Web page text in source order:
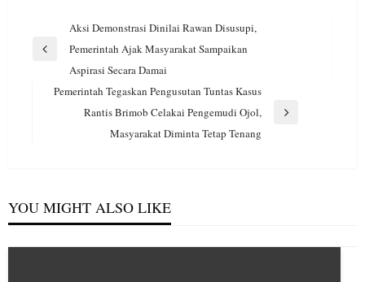
Navigasi
pos
Aksi Demonstrasi Dinilai Rawan Disusupi,
Pemerintah Ajak Masyarakat Sampaikan
Aspirasi Secara Damai
Pemerintah Tegaskan Pengusutan Tuntas Kasus
Rantis Brimob Celakai Pengemudi Ojol,
Masyarakat Diminta Tetap Tenang
YOU MIGHT ALSO LIKE